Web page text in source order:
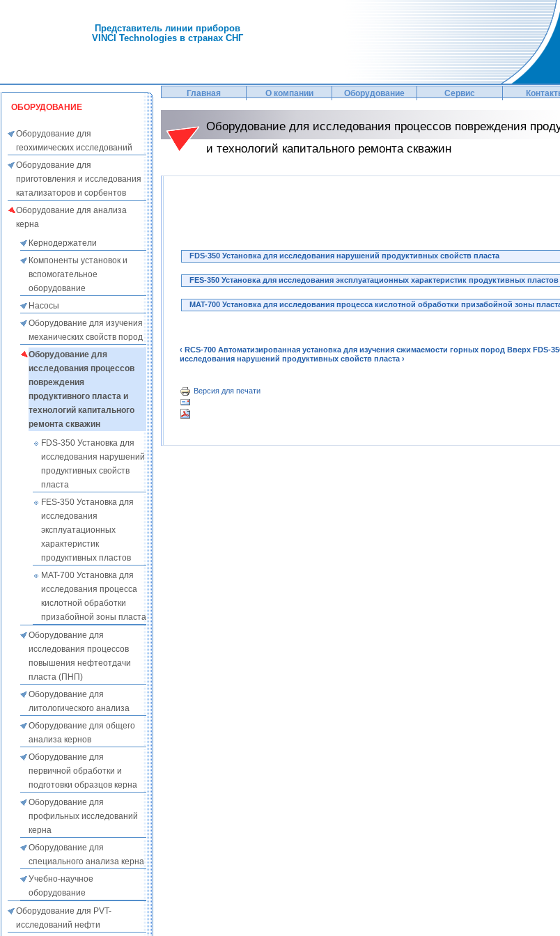
Представитель линии приборов
VINCI Technologies в странах СНГ
ОБОРУДОВАНИЕ
Оборудование для
геохимических исследований
Оборудование для
приготовления и исследования
катализаторов и сорбентов
Оборудование для анализа
керна
Кернодержатели
Компоненты установок и
вспомогательное
оборудование
Насосы
Оборудование для изучения
механических свойств пород
Оборудование для
исследования процессов
повреждения
продуктивного пласта и
технологий капитального
ремонта скважин
FDS-350 Установка для
исследования нарушений
продуктивных свойств
пласта
FES-350 Установка для
исследования
эксплуатационных
характеристик
продуктивных пластов
MAT-700 Установка для
исследования процесса
кислотной обработки
призабойной зоны пласта
Оборудование для
исследования процессов
повышения нефтеотдачи
пласта (ПНП)
Оборудование для
литологического анализа
Оборудование для общего
анализа кернов
Оборудование для
первичной обработки и
подготовки образцов керна
Оборудование для
профильных исследований
керна
Оборудование для
специального анализа керна
Учебно-научное
оборудование
Оборудование для PVT-
исследований нефти
Главная О компании Оборудование Сервис
Оборудование для исследования процессов повреждения
и технологий капитального ремонта скважин
FDS-350 Установка для исследования нарушений продуктивных свойств пласта
FES-350 Установка для исследования эксплуатационных характеристик продуктивных пластов
MAT-700 Установка для исследования процесса кислотной обработки призабойной зоны
‹ RCS-700 Автоматизированная установка для изучения сжимаемости горных пород Вверх FDS-
исследования нарушений продуктивных свойств пласта ›
Версия для печати